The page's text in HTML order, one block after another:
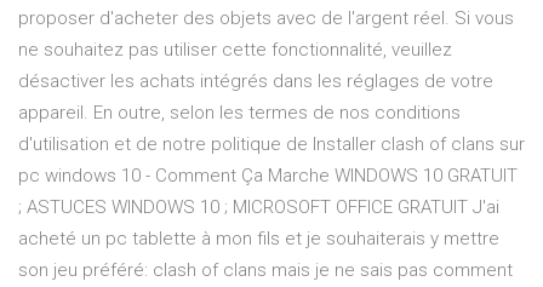
proposer d'acheter des objets avec de l'argent réel. Si vous
ne souhaitez pas utiliser cette fonctionnalité, veuillez
désactiver les achats intégrés dans les réglages de votre
appareil. En outre, selon les termes de nos conditions
d'utilisation et de notre politique de Installer clash of clans sur
pc windows 10 - Comment Ça Marche WINDOWS 10 GRATUIT
; ASTUCES WINDOWS 10 ; MICROSOFT OFFICE GRATUIT J'ai
acheté un pc tablette à mon fils et je souhaiterais y mettre
son jeu préféré: clash of clans mais je ne sais pas comment